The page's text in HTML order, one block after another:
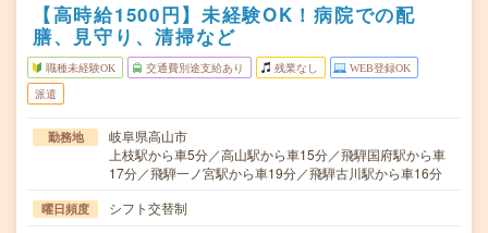
【高時給1500円】未経験OK！病院での配
膳、見守り、清掃など
職種未経験OK 交通費別途支給あり 残業なし WEB登録OK
派遣
勤務地
岐阜県高山市
上枝駅から車5分／高山駅から車15分／飛騨国府駅から車
17分／飛騨一ノ宮駅から車19分／飛騨古川駅から車16分
曜日頻度 シフト交替制